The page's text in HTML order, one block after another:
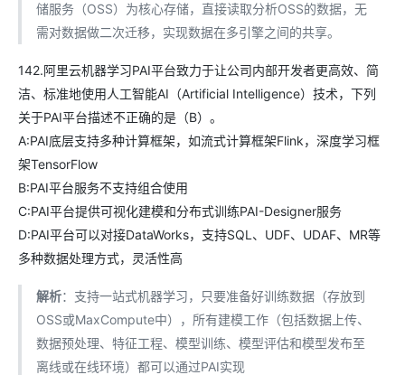
储服务（OSS）为核心存储，直接读取分析OSS的数据，无
需对数据做二次迁移，实现数据在多引擎之间的共享。
142.阿里云机器学习PAI平台致力于让公司内部开发者更高效、简
洁、标准地使用人工智能AI（Artificial Intelligence）技术，下列
关于PAI平台描述不正确的是（B）。
A:PAI底层支持多种计算框架，如流式计算框架Flink，深度学习框
架TensorFlow
B:PAI平台服务不支持组合使用
C:PAI平台提供可视化建模和分布式训练PAI-Designer服务
D:PAI平台可以对接DataWorks，支持SQL、UDF、UDAF、MR等
多种数据处理方式，灵活性高
解析：支持一站式机器学习，只要准备好训练数据（存放到
OSS或MaxCompute中），所有建模工作（包括数据上传、
数据预处理、特征工程、模型训练、模型评估和模型发布至
离线或在线环境）都可以通过PAI实现